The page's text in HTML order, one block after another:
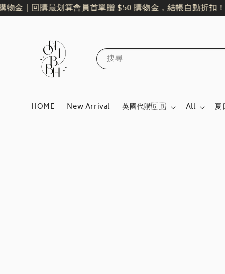
｜回購最划算會員首單贈 $50 購物金，結帳自動折扣！全
搜尋
HOME New Arrival 英國代購🇬🇧 All 夏